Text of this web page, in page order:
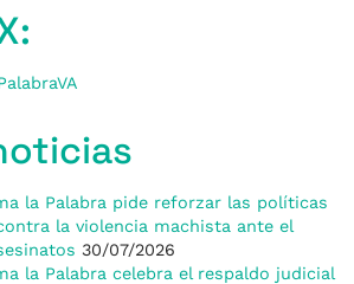
la Palabra pide reforzar las políticas
la violencia machista ante el
30/07/2026
la Palabra celebra el respaldo judicial